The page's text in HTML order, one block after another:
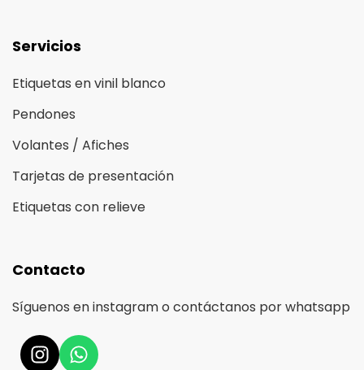
Servicios
Etiquetas en vinil blanco
Pendones
Volantes / Afiches
Tarjetas de presentación
Etiquetas con relieve
Contacto
Síguenos en instagram o contáctanos por whatsapp